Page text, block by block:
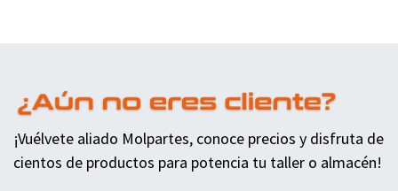
¡Vuélvete aliado Molpartes, conoce precios y disfruta de
cientos de productos para potencia tu taller o almacén!